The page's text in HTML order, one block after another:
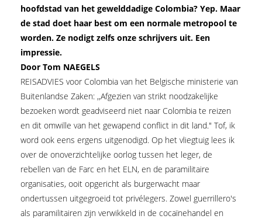
hoofdstad van het gewelddadige Colombia? Yep. Maar
de stad doet haar best om een normale metropool te
worden. Ze nodigt zelfs onze schrijvers uit. Een
impressie.
Door Tom NAEGELS
REISADVIES voor Colombia van het Belgische ministerie van
Buitenlandse Zaken: ,,Afgezien van strikt noodzakelijke
bezoeken wordt geadviseerd niet naar Colombia te reizen
en dit omwille van het gewapend conflict in dit land." Tof, ik
word ook eens ergens uitgenodigd. Op het vliegtuig lees ik
over de onoverzichtelijke oorlog tussen het leger, de
rebellen van de Farc en het ELN, en de paramilitaire
organisaties, ooit opgericht als burgerwacht maar
ondertussen uitgegroeid tot privélegers. Zowel guerrillero's
als paramilitairen zijn verwikkeld in de cocaïnehandel en